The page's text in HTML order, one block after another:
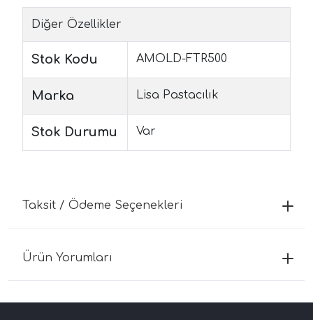
Diğer Özellikler
Stok Kodu AMOLD-FTR500
Marka Lisa Pastacılık
Stok Durumu Var
Taksit / Ödeme Seçenekleri
Ürün Yorumları